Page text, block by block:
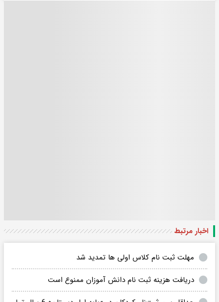
اخبار مرتبط
مهلت ثبت نام کلاس اولی ها تمدید شد
دریافت هزینه ثبت نام دانش آموزان ممنوع است